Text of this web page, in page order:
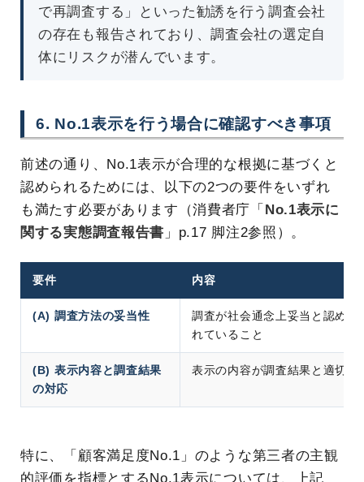
で再調査する」といった勧誘を行う調査会社
の存在も報告されており、調査会社の選定自
体にリスクが潜んでいます。
6. No.1表示を行う場合に確認すべき事項
前述の通り、No.1表示が合理的な根拠に基づくと
認められるためには、以下の2つの要件をいずれ
も満たす必要があります（消費者庁「 No.1表示に
関する実態調査報告書 」p.17 脚注2参照）。
要件 内容
(A) 調査方法の妥当性
調査が社会通念上妥当と認めら
れていること
(B) 表示内容と調査結果
の対応
表示の内容が調査結果と適切に
特に、「顧客満足度No.1」のような第三者の主観
的評価を指標とするNo.1表示については、上記